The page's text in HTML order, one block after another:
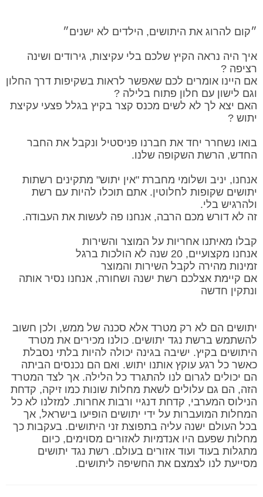
״קום להרוג את היתושים, הילדים לא ישנים״
איך היה נראה הקיץ שלכם בלי עקיצות, גירודים ושינה
רציפה ?
אם היינו אומרים לכם שאפשר לראות בשקיפות דרך החלון
וגם לישון עם חלון פתוח בלילה ?
האם יצא לך לא לשים מכנס קצר בקיץ בגלל פצעי עקיצת
יתוש ?
בואו נשחרר יחד את חברנו פניסטיל ונקבל את החבר
החדש, הרשת השקופה שלנו.
אנחנו, יניב ושלומי מחברת "אין יתוש" מתקינים רשתות
יתושים שקופות לחלוטין. אתם תוכלו להיות עם רשת
ולהרגיש בלי.
זה לא דורש מכם הרבה, אנחנו פה לעשות את העבודה.
קבלו מאיתנו אחריות על המוצר והשירות
אנחנו מקצועיים, 20 שנה לא הולכות ברגל
זמינות מהירה לקבל השירות והמוצר
אם קיימת אצלכם רשת ישנה ושחורה, אנחנו נסיר אותה
ונתקין חדשה
יתושים הם לא רק מטרד אלא סכנה של ממש, ולכן חשוב
להשתמש ברשת נגד יתושים. כולנו מכירים את מטרד
היתושים בקיץ. ישיבה בגינה יכולה להיות בלתי נסבלת
כאשר כל רגע עוקץ אותנו יתוש. ואם הם נכנסים הביתה
הם יכולים לגרום לנו להתגרד כל הלילה. אך לצד המטרד
הזה, הם גם עלולים לשאת מחלות שונות כמו זיקה, קדחת
הנילוס המערבי, קדחת דנגיי ורבות אחרות. למזלנו לא כל
המחלות המועברות על ידי יתושים הופיעו בישראל, אך
בכל העולם ישנה עליה בתפוצת זני היתושים. בעקבות כך
מחלות שפעם היו אנדמיות לאזורים מסוימים, כיום
מתגלות בעוד ועוד אזורים בעולם. רשת נגד יתושים
מסייעת לנו לצמצם את החשיפה ליתושים.